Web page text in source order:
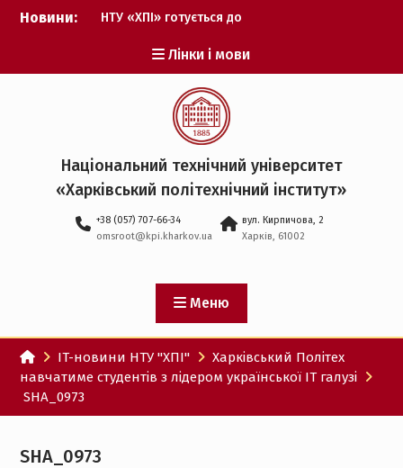
Перейти
Новини:
НТУ «ХПІ» готується до
Музичні таланти ХПІ
запрошуються на
Всеукраїнський
фестиваль «Червона
рута – 2027»
ХПІ уклав угоду про
партнерство з ДержНДІ
технологій кібербезпеки
Головнокомандувачем
Збройних Сил України
участю ХПІ обговорили
перспективи українсько-
іспанського
технологічного
партнерства
Лінки і мови
Національний технічний університет
«Харківський політехнічний iнститут»
+38 (057) 707-66-34
omsroot@kpi.kharkov.ua
вул. Кирпичова, 2
Харків, 61002
Меню
IT-новини НТУ "ХПІ"
Харківський Політех
навчатиме студентів з лідером української IT галузі
SHA_0973
SHA_0973